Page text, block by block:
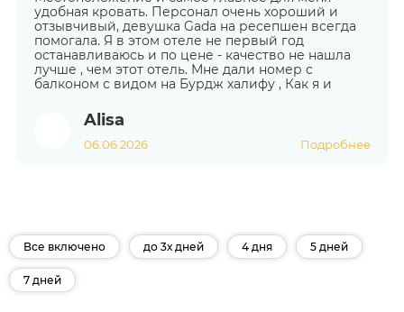
удобная кровать. Персонал очень хороший и
отзывчивый, девушка Gada на ресепшен всегда
помогала. Я в этом отеле не первый год
останавливаюсь и по цене - качество не нашла
лучше , чем этот отель. Мне дали номер с
балконом с видом на Бурдж халифу , Как я и
Alisa
06.06.2026 Подробнее
Все включено до 3х дней 4 дня 5 дней
7 дней